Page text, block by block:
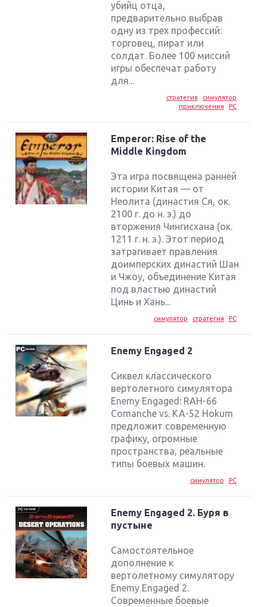
убийц отца,
предварительно выбрав
одну из трех профессий:
торговец, пират или
солдат. Более 100 миссий
игры обеспечат работу
для...
стратегия
симулятор
приключения
PC
Emperor: Rise of the
Middle Kingdom
Эта игра посвящена ранней
истории Китая — от
Неолита (династия Ся, ок.
2100 г. до н. э.) до
вторжения Чингисхана (ок.
1211 г. н. э.). Этот период
затрагивает правления
доимперских династий Шан
и Чжоу, объединение Китая
под властью династий
Цинь и Хань...
симулятор стратегия PC
Enemy Engaged 2
Сиквел классического
вертолетного симулятора
Enemy Engaged: RAH-66
Comanche vs. KA-52 Hokum
предложит современную
графику, огромные
пространства, реальные
типы боевых машин.
симулятор PC
Enemy Engaged 2. Буря в
пустыне
Самостоятельное
дополнение к
вертолетному симулятору
Enemy Engaged 2.
Современные боевые